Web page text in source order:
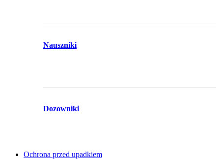
Nauszniki
Dozowniki
Ochrona przed upadkiem